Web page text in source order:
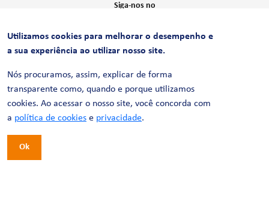
Siga-nos no
CERTIFICAÇÕES
Utilizamos cookies para melhorar o desempenho e
a sua experiência ao utilizar nosso site.
Nós procuramos, assim, explicar de forma
transparente como, quando e porque utilizamos
cookies. Ao acessar o nosso site, você concorda com
a política de cookies e privacidade.
Ok